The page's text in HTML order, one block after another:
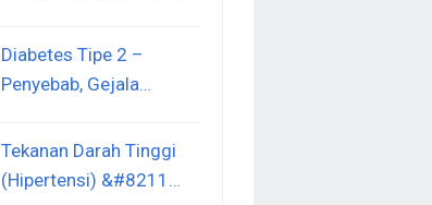
Diabetes Tipe 2 –
Penyebab, Gejala…
Tekanan Darah Tinggi
(Hipertensi) &#8211…